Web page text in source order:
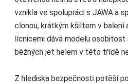
vznikla ve spolupráci s JAWA a
clonou, krátkým kšiltem v balení
lícnicemi dává modelu
běžných jet helem v této třídě
Z hlediska bezpečnosti potěší